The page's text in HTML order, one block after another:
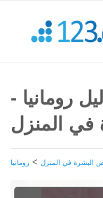
رومانيا -
في المنزل
البشرة في المنزل > رومانيا